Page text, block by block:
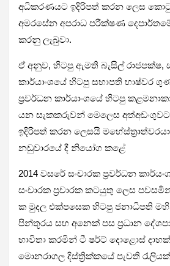
අධිකරණයට ඉදිරිපත් කරන ලෙස
අමරසේන අපරාධ පරීක්ෂණ
කරනු ලැබුවා.
ඒ අනුව, හිටපු ඇමති බැසිල් රාජපක්ෂ,
කාර්යාංශයේ හිටපු සභාපති භාෂ්වර
ප්‍රවර්ධන කාර්යාංශයේ හිටපු
යන සැකකරුවන් මෙලෙස
ඉදිරිපත් කරන ලෙසයි
නඩුවාරයේ දී නියෝග කළ‍ේ
2014 වසරේ සංචාරක ප්‍රවර්ධන
සංචාරක ප්‍රචාරක කටයුතු ලෙස
ක මුදල එක්පසෙක හිටපු ජනාධිපති
පින්තූරය සහ අනෙක් පස ප්‍රධාන
භාවිතා කරමින් ටී ෂර්ට් දොළොස්
මොනරාගල දිස්ත්‍රික්කයේ පැවති